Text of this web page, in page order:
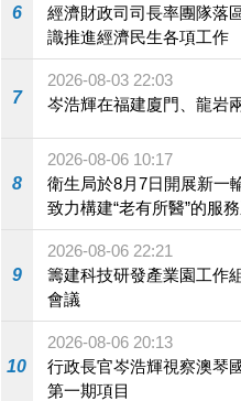
6
經濟財政司司長率團隊落
識推進經濟民生各項工作
7
2026-08-03 22:03
岑浩輝在福建廈門、龍岩
8
2026-08-06 10:17
衛生局於8月7日開展新一
致力構建“老有所醫”的服
9
2026-08-06 22:21
籌建科技研發產業園工作
會議
10
2026-08-06 20:13
行政長官岑浩輝視察澳琴
第一期項目